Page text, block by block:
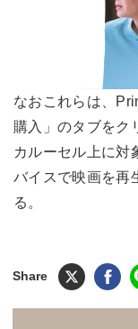
なおこれらは、
購入」のタブをク
カルーセル上に対
バイスで映画を再
る。